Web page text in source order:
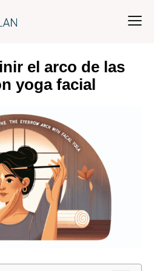
el arco de las
yoga facial